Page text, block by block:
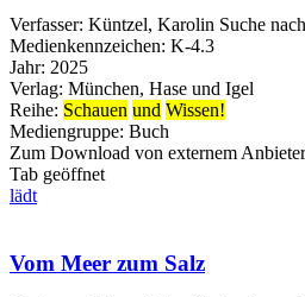
Verfasser: Küntzel, Karolin Suche
Medienkennzeichen: K-4.3
Jahr: 2025
Verlag: München, Hase und Igel
Reihe: Schauen und Wissen!
Mediengruppe: Buch
Zum Download von externem
Tab geöffnet
lädt
Vom Meer zum Salz